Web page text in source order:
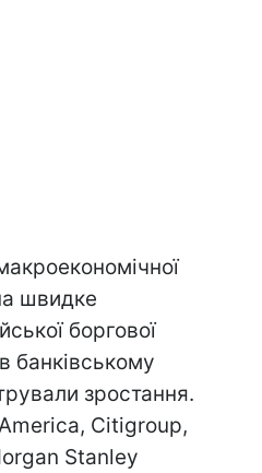
швидке
боргової
банківському
зростання.
Citigroup,
Stanley